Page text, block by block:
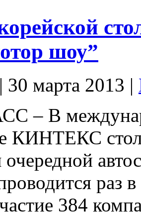
шоу”
| 30 марта 2013 |
– В
КИНТЕКС
очередной
раз
384